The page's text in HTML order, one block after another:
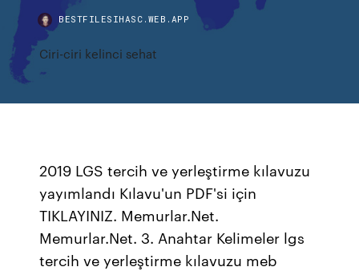
BESTFILESIHASC.WEB.APP
Ciri-ciri kelinci sehat
2019 LGS tercih ve yerleştirme kılavuzu
yayımlandı Kılavu'un PDF'si için
TIKLAYINIZ. Memurlar.Net.
Memurlar.Net. 3. Anahtar Kelimeler lgs
tercih ve yerleştirme kılavuzu meb